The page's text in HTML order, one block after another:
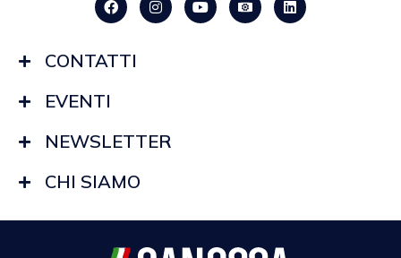
CONTATTI
EVENTI
NEWSLETTER
CHI SIAMO